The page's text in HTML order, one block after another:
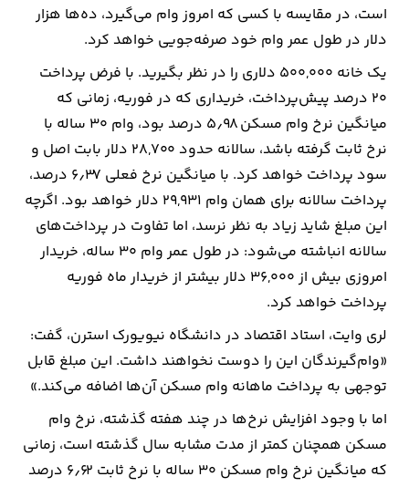
است، در مقایسه با کسی که امروز وام می‌گیرد، ده‌ها هزار
دلار در طول عمر وام خود صرفه‌جویی خواهد کرد.
یک خانه 500,000 دلاری را در نظر بگیرید. با فرض پرداخت
20 درصد پیش‌پرداخت، خریداری که در فوریه، زمانی که
میانگین نرخ وام مسکن 5٫98 درصد بود، وام 30 ساله با
نرخ ثابت گرفته باشد، سالانه حدود 28,700 دلار بابت اصل و
سود پرداخت خواهد کرد. با میانگین نرخ فعلی 6٫37 درصد،
پرداخت سالانه برای همان وام 29,931 دلار خواهد بود. اگرچه
این مبلغ شاید زیاد به نظر نرسد، اما تفاوت در پرداخت‌های
سالانه انباشته می‌شود: در طول عمر وام 30 ساله، خریدار
امروزی بیش از 36,000 دلار بیشتر از خریدار ماه فوریه
پرداخت خواهد کرد.
لری وایت، استاد اقتصاد در دانشگاه نیویورک استرن، گفت:
«وام‌گیرندگان این را دوست نخواهند داشت. این مبلغ قابل
توجهی به پرداخت ماهانه وام مسکن آن‌ها اضافه می‌کند.»
اما با وجود افزایش نرخ‌ها در چند هفته گذشته، نرخ وام
مسکن همچنان کمتر از مدت مشابه سال گذشته است، زمانی
که میانگین نرخ وام مسکن 30 ساله با نرخ ثابت 6٫62 درصد